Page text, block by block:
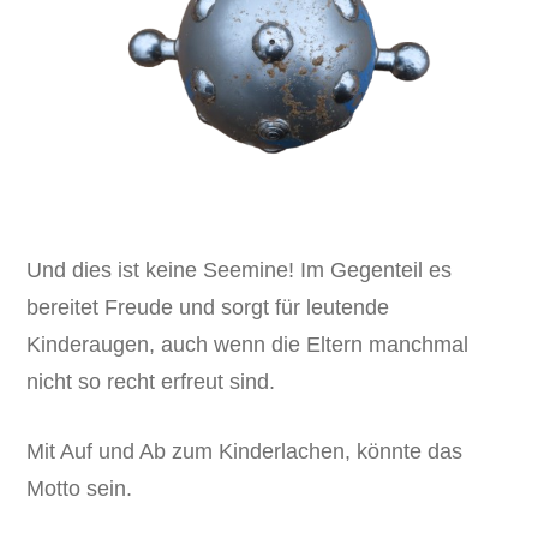
Und dies ist keine Seemine! Im Gegenteil es
bereitet Freude und sorgt für leutende
Kinderaugen, auch wenn die Eltern manchmal
nicht so recht erfreut sind.
Mit Auf und Ab zum Kinderlachen, könnte das
Motto sein.